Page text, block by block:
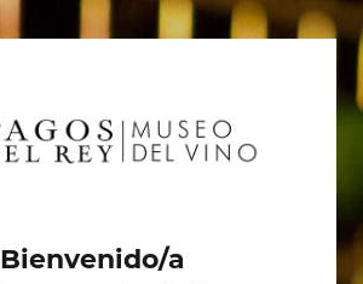
Bienvenido/a